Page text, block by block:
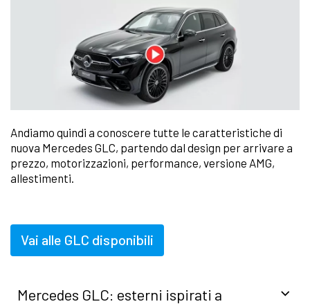
Andiamo quindi a conoscere tutte le caratteristiche di
nuova Mercedes GLC, partendo dal design per arrivare a
prezzo, motorizzazioni, performance, versione AMG,
allestimenti.
Vai alle GLC disponibili
Mercedes GLC: esterni ispirati a